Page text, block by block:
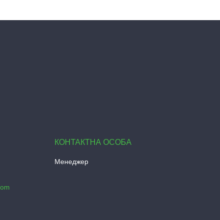
Менеджер